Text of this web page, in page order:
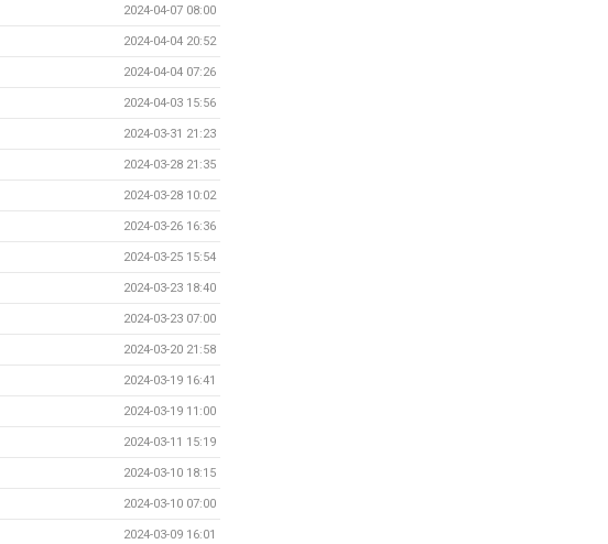
2024-04-07 08:00
2024-04-04 20:52
2024-04-04 07:26
2024-04-03 15:56
2024-03-31 21:23
2024-03-28 21:35
2024-03-28 10:02
2024-03-26 16:36
2024-03-25 15:54
2024-03-23 18:40
2024-03-23 07:00
2024-03-20 21:58
2024-03-19 16:41
2024-03-19 11:00
2024-03-11 15:19
2024-03-10 18:15
2024-03-10 07:00
2024-03-09 16:01